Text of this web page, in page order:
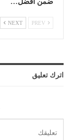
NEXT
اترك تعليق